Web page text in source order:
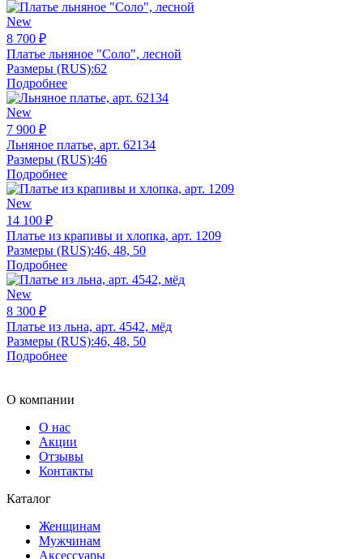
New
8 700 ₽
Платье льняное "Соло", лесной
Размеры (RUS):62
Подробнее
New
7 900 ₽
Льняное платье, арт. 62134
Размеры (RUS):46
Подробнее
New
14 100 ₽
Платье из крапивы и хлопка, арт. 1209
Размеры (RUS):46, 48, 50
Подробнее
New
8 300 ₽
Платье из льна, арт. 4542, мёд
Размеры (RUS):46, 48, 50
Подробнее
О компании
О нас
Акции
Отзывы
Контакты
Каталог
Женщинам
Мужчинам
Аксессуары